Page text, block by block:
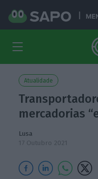
Atualidade
mercadorias
Lusa
17 Outubro 2021